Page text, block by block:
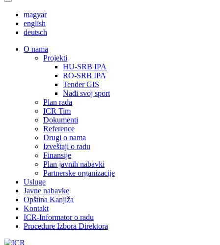
magyar
english
deutsch
О nama
Projekti
HU-SRB IPA
RO-SRB IPA
Tender GIS
Nađi svoj sport
Plan rada
ICR Tim
Dokumenti
Reference
Drugi o nama
Izveštaji o radu
Finansije
Plan javnih nabavki
Partnerske organizacije
Usluge
Javne nabavke
Opština Kanjiža
Kontakt
ICR-Informator o radu
Procedure Izbora Direktora